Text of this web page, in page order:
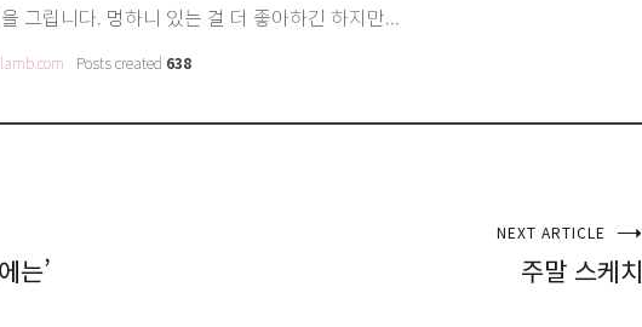
그립니다. 멍하니 있는 걸 더 좋아하긴 하지만...
Posts created 638
는’
NEXT ARTICLE
주말 스케치